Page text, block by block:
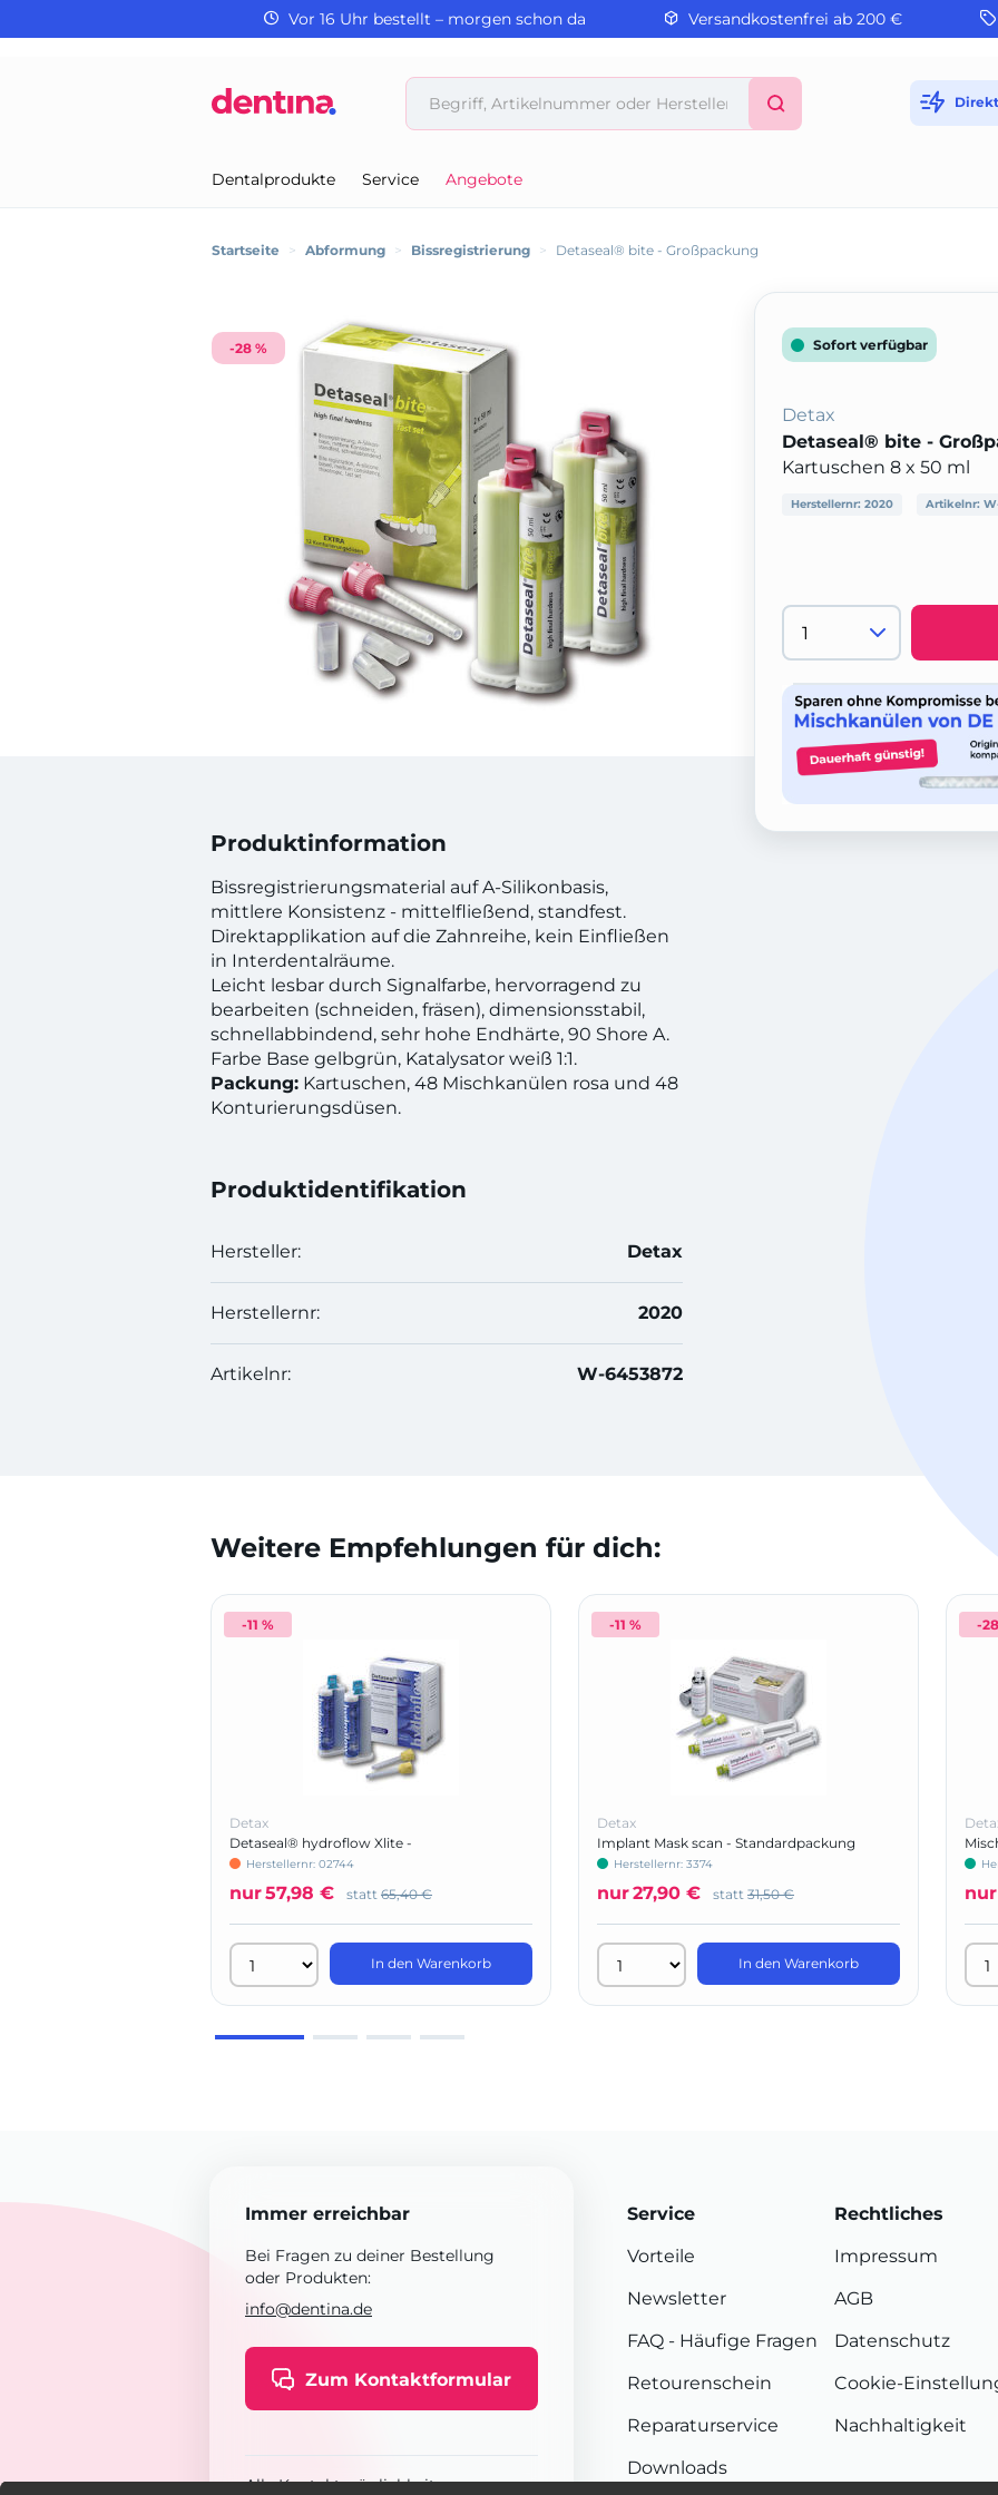
Vor 16 Uhr bestellt – morgen schon da Versandkostenfrei ab 200 €
Dentalprodukte Service Angebote
Startseite > Abformung > Bissregistrierung > Detaseal® bite - Großpackung
-28 %
Produktinformation
Bissregistrierungsmaterial auf A-Silikonbasis,
mittlere Konsistenz - mittelfließend, standfest.
Direktapplikation auf die Zahnreihe, kein Einfließen
in Interdentalräume.
Leicht lesbar durch Signalfarbe, hervorragend zu
bearbeiten (schneiden, fräsen), dimensionsstabil,
schnellabbindend, sehr hohe Endhärte, 90 Shore A.
Farbe Base gelbgrün, Katalysator weiß 1:1.
Packung: Kartuschen, 48 Mischkanülen rosa und 48
Konturierungsdüsen.
Produktidentifikation
Hersteller: Detax
Herstellernr: 2020
Artikelnr: W-6453872
Sofort verfügbar
Detax
Detaseal® bite -
Kartuschen 8 x 50 ml
Herstellernr: 2020 Artikelnr:
Weitere Empfehlungen für dich:
-11 %
Detax
Detaseal® hydroflow Xlite -
Standardpackung
Herstellernr: 02744
nur57,98 € statt 65,40 €
In den Warenkorb
-11 %
Detax
Implant Mask scan - Standardpackung
Herstellernr: 3374
nur27,90 € statt 31,50 €
In den Warenkorb
-
nur
Immer erreichbar
Bei Fragen zu deiner Bestellung
oder Produkten:
info@dentina.de
Zum Kontaktformular
Alle Kontaktmöglichkeiten
Service
Vorteile
Newsletter
FAQ - Häufige Fragen
Retourenschein
Reparaturservice
Downloads
Rechtliches
Impressum
AGB
Datenschutz
Cookie-
Nachhaltigkeit